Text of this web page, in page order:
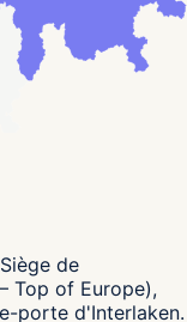
de
Top of Europe),
porte d'Interlaken.